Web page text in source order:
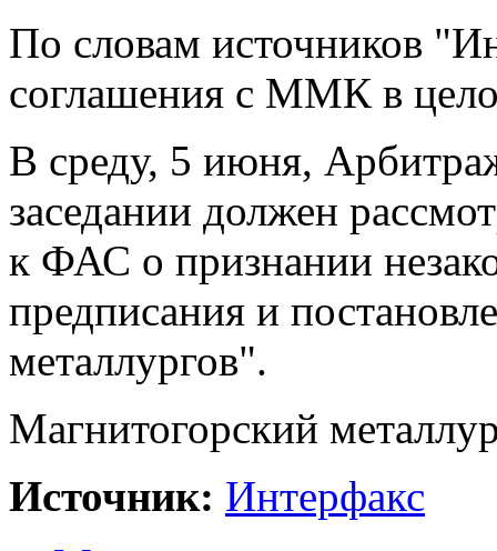
По словам источников
соглашения с ММК в
В среду, 5 июня,
заседании должен
к ФАС о признании
предписания и
металлургов".
Магнитогорский
Источник: Интерфакс